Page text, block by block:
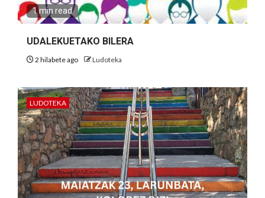
1 min read
UDALEKUETAKO BILERA
2 hilabete ago Ludoteka
LUDOTEKA